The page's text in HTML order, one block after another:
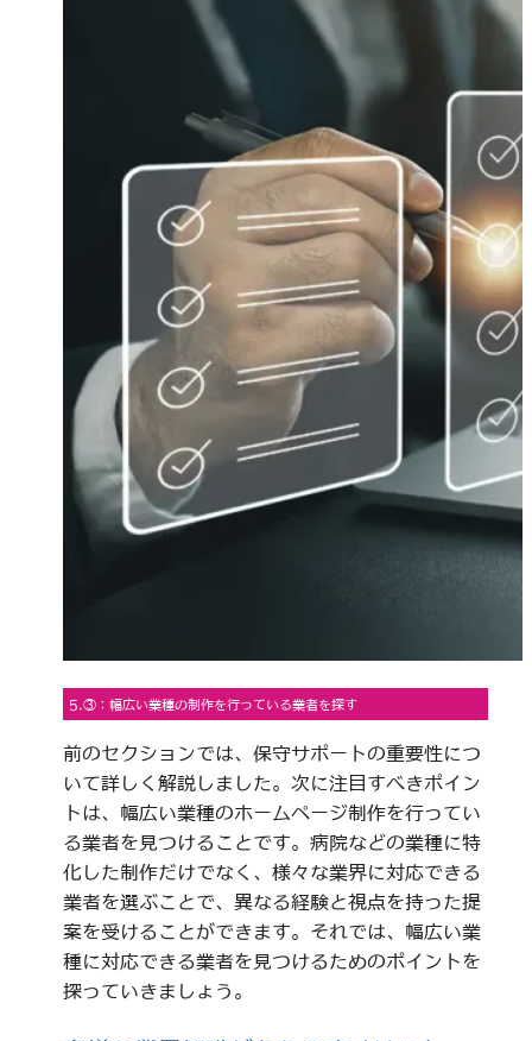
5.③：幅広い業種の制作を行っている業者を探す
前のセクションでは、保守サポートの重要性につ
いて詳しく解説しました。次に注目すべきポイン
トは、幅広い業種のホームページ制作を行ってい
る業者を見つけることです。病院などの業種に特
化した制作だけでなく、様々な業界に対応できる
業者を選ぶことで、異なる経験と視点を持った提
案を受けることができます。それでは、幅広い業
種に対応できる業者を見つけるためのポイントを
探っていきましょう。